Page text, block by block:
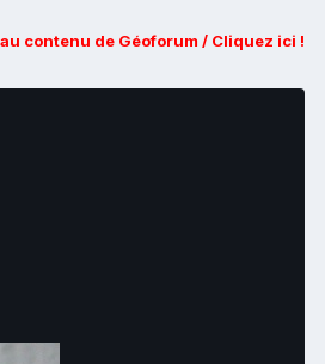
contenu de Géoforum / Cliquez ici !